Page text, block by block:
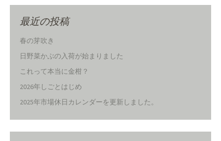
最近の投稿
春の芽吹き
日野菜かぶの入荷が始まりました
これって本当に金柑？
2026年しごとはじめ
2025年市場休日カレンダーを更新しました。